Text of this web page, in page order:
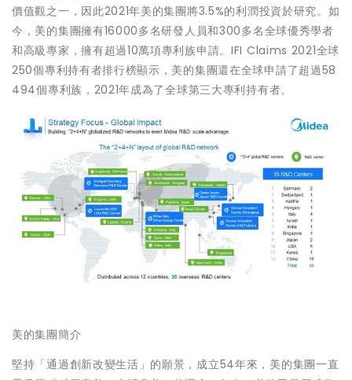
價值觀之一，因此2021年美的集團將3.5%的利潤投資於研究。如
今，美的集團擁有16000多名研發人員和300多名全球優秀學者
和高級專家，擁有超過10萬項專利族申請。IFI Claims 2021全球
250個專利持有者排行榜顯示，美的集團還在全球申請了超過58
494個專利族，2021年成為了全球第三大專利持有者。
美的集團簡介
堅持「通過創新改變生活」的願景，成立54年來，美的集團一直